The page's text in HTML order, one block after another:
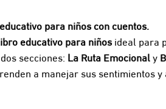
para niños con cuentos.
educativo para niños ideal para
secciones: La Ruta Emocionaly
a manejar sus sentimientos